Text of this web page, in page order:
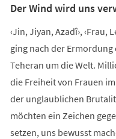
Der Wind wird uns
‹Jin, Jiyan, Azadî›, ‹Frau,
ging nach der
Teheran um die Welt.
die Freiheit von Frauen
der unglaublichen
möchten ein Zeichen
setzen, uns bewusst